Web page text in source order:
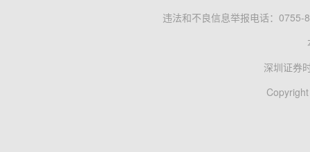
违法和不良信息举报电话：0755-
深圳证券